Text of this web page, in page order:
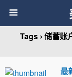
Tags › 储蓄
最